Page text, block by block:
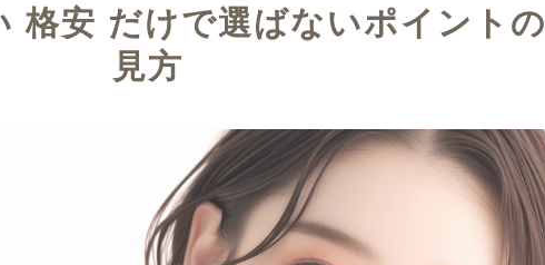
格安 だけで選ばないポイントの
見方